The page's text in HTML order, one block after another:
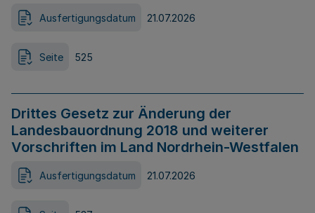
Ausfertigungsdatum 21.07.2026
Seite 525
Drittes Gesetz zur Änderung der
Landesbauordnung 2018 und weiterer
Vorschriften im Land Nordrhein-Westfalen
Ausfertigungsdatum 21.07.2026